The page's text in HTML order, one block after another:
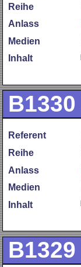
Reihe
Anlass
Medien
Inhalt
B1330
Referent
Reihe
Anlass
Medien
Inhalt
B1329